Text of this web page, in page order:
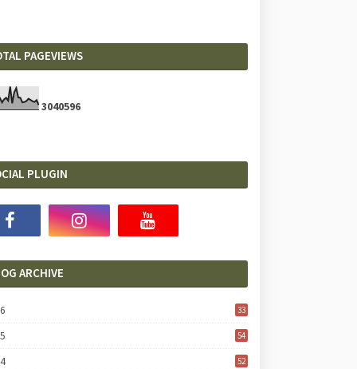
PAGEVIEWS
3040596
PLUGIN
ARCHIVE
33
54
52